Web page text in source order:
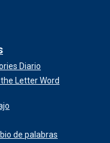
Diario
Letter Word
de palabras